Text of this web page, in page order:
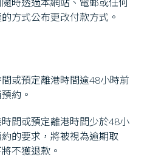
方式公布更改付款方式。
或預定離港時間逾48小時前
約。
間或預定離港時間少於48小
的要求，將被視為逾期取
不獲退款。